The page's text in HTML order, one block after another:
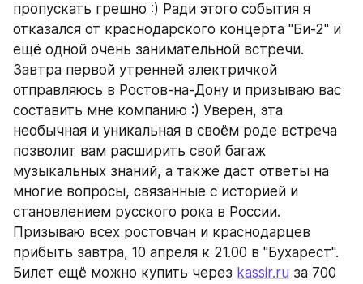
пропускать грешно :) Ради этого события я
отказался от краснодарского концерта "Би-2" и
ещё одной очень занимательной встречи.
Завтра первой утренней электричкой
отправляюсь в Ростов-на-Дону и призываю вас
составить мне компанию :) Уверен, эта
необычная и уникальная в своём роде встреча
позволит вам расширить свой багаж
музыкальных знаний, а также даст ответы на
многие вопросы, связанные с историей и
становлением русского рока в России.
Призываю всех ростовчан и краснодарцев
прибыть завтра, 10 апреля к 21.00 в "Бухарест".
Билет ещё можно купить через kassir.ru за 700